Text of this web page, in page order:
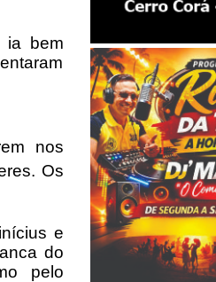
ia bem
nos
Os
e
do
pelo